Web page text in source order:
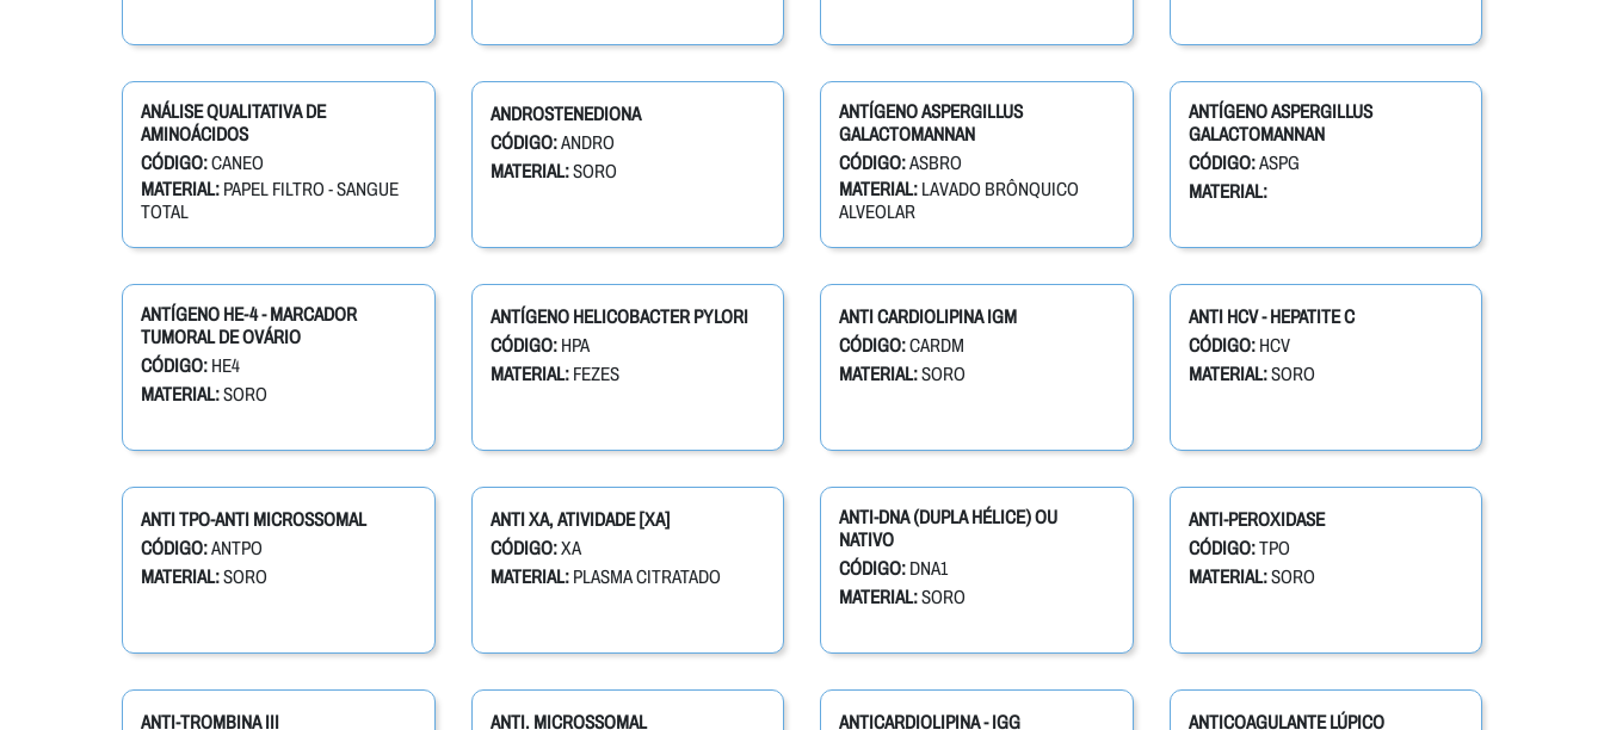
ANÁLISE QUALITATIVA DE
AMINOÁCIDOS
CÓDIGO:CANEO
MATERIAL: PAPEL FILTRO - SANGUE
TOTAL
ANDROSTENEDIONA
CÓDIGO:ANDRO
MATERIAL:SORO
ANTÍGENO ASPERGILLUS
GALACTOMANNAN
CÓDIGO:ASBRO
MATERIAL: LAVADO BRÔNQUICO
ALVEOLAR
ANTÍGENO ASPERGILLUS
GALACTOMANNAN
CÓDIGO:ASPG
MATERIAL:
ANTÍGENO HE-4 - MARCADOR
TUMORAL DE OVÁRIO
CÓDIGO: HE4
MATERIAL:SORO
ANTÍGENO HELICOBACTER PYLORI
CÓDIGO: HPA
MATERIAL:FEZES
ANTI CARDIOLIPINA IGM
CÓDIGO:CARDM
MATERIAL:SORO
ANTI HCV - HEPATITE C
CÓDIGO: HCV
MATERIAL:SORO
ANTI TPO-ANTI MICROSSOMAL
CÓDIGO:ANTPO
MATERIAL:SORO
ANTI XA, ATIVIDADE [XA]
CÓDIGO:XA
MATERIAL:PLASMA CITRATADO
ANTI-DNA (DUPLA HÉLICE) OU
NATIVO
CÓDIGO: DNA1
MATERIAL:SORO
ANTI-PEROXIDASE
CÓDIGO:TPO
MATERIAL:SORO
ANTI-TROMBINA III
ANTI. MICROSSOMAL
ANTICARDIOLIPINA - IGG
ANTICOAGULANTE LÚPICO